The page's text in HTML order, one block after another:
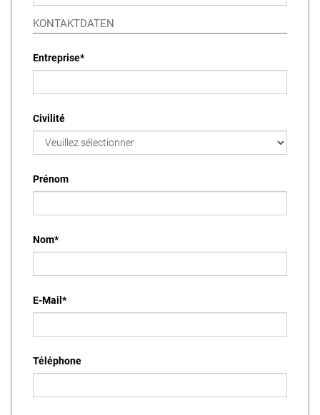
KONTAKTDATEN
Entreprise*
Civilité
Prénom
Nom*
E-Mail *
Téléphone